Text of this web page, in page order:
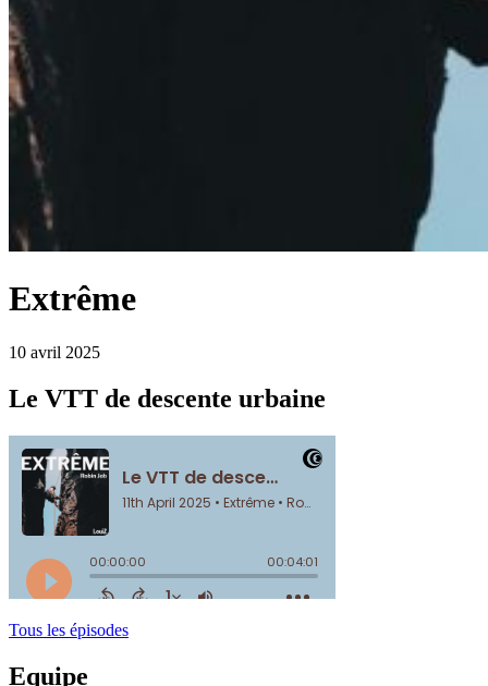
Extrême
10 avril 2025
Le VTT de descente urbaine
Tous les épisodes
Equipe